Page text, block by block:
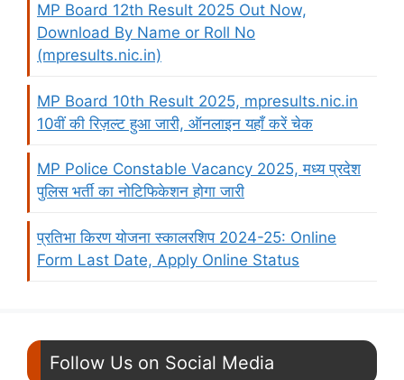
MP Board 12th Result 2025 Out Now,
Download By Name or Roll No
(mpresults.nic.in)
MP Board 10th Result 2025, mpresults.nic.in
10वीं की रिज़ल्ट हुआ जारी, ऑनलाइन यहाँ करें चेक
MP Police Constable Vacancy 2025, मध्य प्रदेश
पुलिस भर्ती का नोटिफिकेशन होगा जारी
प्रतिभा किरण योजना स्कालरशिप 2024-25: Online
Form Last Date, Apply Online Status
Follow Us on Social Media